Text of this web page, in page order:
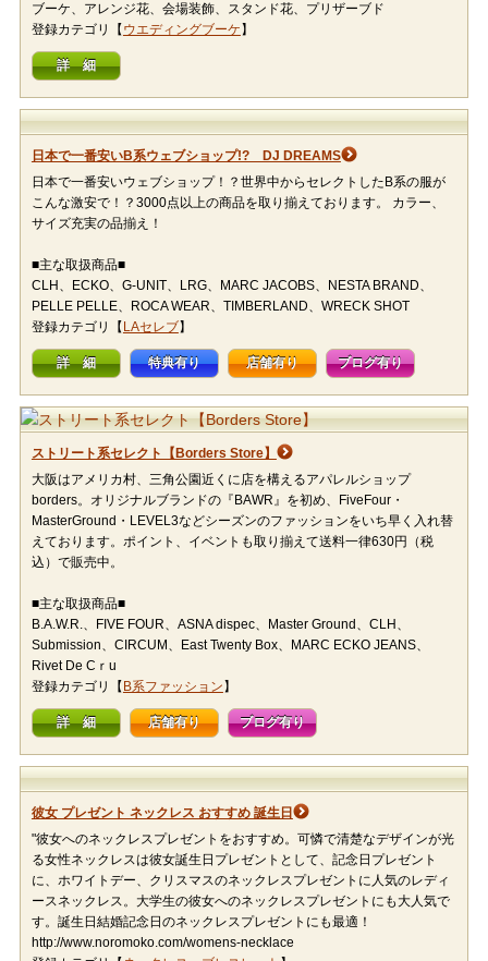
ブーケ、アレンジ花、会場装飾、スタンド花、プリザーブド
登録カテゴリ【 ウエディングブーケ 】
詳 細
日本で一番安いB系ウェブショップ!? DJ DREAMS
日本で一番安いウェブショップ！？世界中からセレクトしたB系の服が
こんな激安で！？3000点以上の商品を取り揃えております。 カラー、
サイズ充実の品揃え！
■主な取扱商品■
CLH、ECKO、G-UNIT、LRG、MARC JACOBS、NESTA BRAND、
PELLE PELLE、ROCA WEAR、TIMBERLAND、WRECK SHOT
登録カテゴリ【 LAセレブ】
詳 細 特典有り 店舗有り ブログ有り
ストリート系セレクト【Borders Store】
大阪はアメリカ村、三角公園近くに店を構えるアパレルショップ
borders。オリジナルブランドの『BAWR』を初め、FiveFour・
MasterGround・LEVEL3などシーズンのファッションをいち早く入れ替
えております。ポイント、イベントも取り揃えて送料一律630円（税
込）で販売中。
■主な取扱商品■
B.A.W.R.、FIVE FOUR、ASNA dispec、Master Ground、CLH、
Submission、CIRCUM、East Twenty Box、MARC ECKO JEANS、
Rivet De Cｒu
登録カテゴリ【 B系ファッション 】
詳 細 店舗有り ブログ有り
彼女 プレゼント ネックレス おすすめ 誕生日
"彼女へのネックレスプレゼントをおすすめ。可憐で清楚なデザインが光
る女性ネックレスは彼女誕生日プレゼントとして、記念日プレゼント
に、ホワイトデー、クリスマスのネックレスプレゼントに人気のレディ
ースネックレス。大学生の彼女へのネックレスプレゼントにも大人気で
す。誕生日結婚記念日のネックレスプレゼントにも最適！
http://www.noromoko.com/womens-necklace